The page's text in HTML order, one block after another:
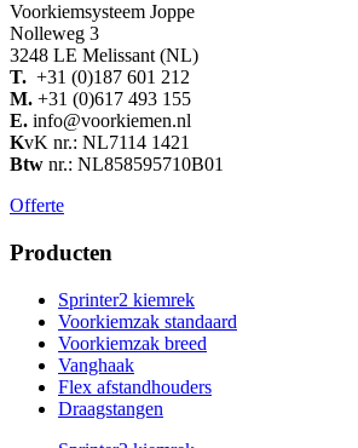
Voorkiemsysteem Joppe
Nolleweg 3
3248 LE Melissant (NL)
T. +31 (0)187 601 212
M. +31 (0)617 493 155
E. info@voorkiemen.nl
KvK nr.: NL7114 1421
Btw nr.: NL858595710B01
Offerte
Producten
Sprinter2 kiemrek
Voorkiemzak standaard
Voorkiemzak breed
Vanghaak
Flex afstandhouders
Draagstangen